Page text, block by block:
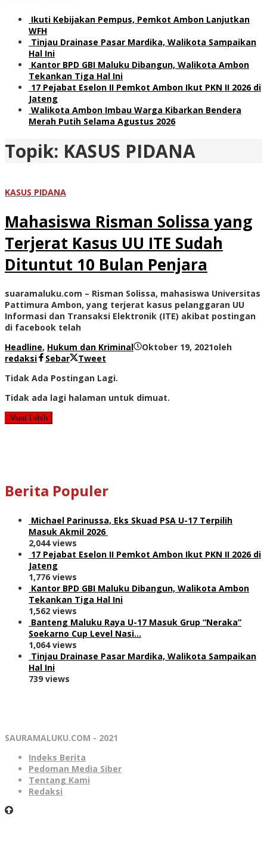
Ikuti Kebijakan Pempus, Pemkot Ambon Lanjutkan
WFH
Tinjau Drainase Pasar Mardika, Walikota Sampaikan
Hal Ini
Kantor BPD GBI Maluku Dibangun, Walikota Ambon
Tekankan Tiga Hal Ini
17 Pejabat Eselon II Pemkot Ambon Ikut PKN II 2026 di
Jateng
Walikota Ambon Imbau Warga Kibarkan Bendera
Merah Putih Selama Agustus 2026
Topik: KASUS PIDANA
KASUS PIDANA
Mahasiswa Risman Solissa yang
Terjerat Kasus UU ITE Sudah
Dituntut 10 Bulan Penjara
suaramaluku.com – Risman Solissa, mahasiswa Universitas
Pattimura Ambon, yang terjerat kasus pelanggaran UU
Informasi dan Transaksi Elektronik (ITE) akibat postingan
di facebook telah
Headline, Hukum dan Kriminal Oktober 19, 2021oleh
redaksi
Sebar
Tweet
Tidak Ada Postingan Lagi.
Tidak ada lagi halaman untuk dimuat.
Muat Lebih
Berita Populer
Michael Parinussa, Eks Skuad PSA U-17 Terpilih
Masuk Akmil 2026
2,044 views
17 Pejabat Eselon II Pemkot Ambon Ikut PKN II 2026 di
Jateng
1,776 views
Kantor BPD GBI Maluku Dibangun, Walikota Ambon
Tekankan Tiga Hal Ini
1,562 views
Banteng Maluku Raya U-17 Masuk Grup “Neraka”
Soekarno Cup Level Nasi…
1,064 views
Tinjau Drainase Pasar Mardika, Walikota Sampaikan
Hal Ini
739 views
SAURAMALUKU.COM - 2021
Indeks Berita
Pedoman Media Siber
Tentang Kami
Redaksi